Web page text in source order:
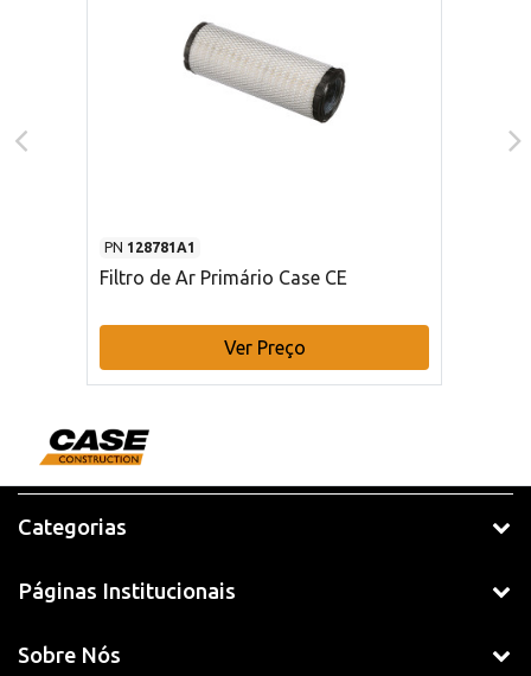
PN 128781A1
Filtro de Ar Primário Case CE
Ver Preço
Categorias
Páginas Institucionais
Sobre Nós